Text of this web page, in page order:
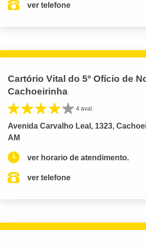
ver telefone
Cartório Vital do 5º Ofício de
Cachoeirinha
4 aval.
Avenida Carvalho Leal, 1323,
AM
ver horario de atendimento.
ver telefone